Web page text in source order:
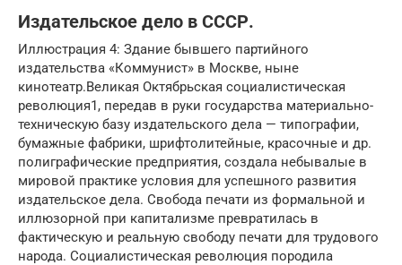
Издательское дело в СССР.
Иллюстрация 4: Здание бывшего партийного
издательства «Коммунист» в Москве, ныне
кинотеатр.Великая Октябрьская социалистическая
революция1, передав в руки государства материально-
техническую базу издательского дела — типографии,
бумажные фабрики, шрифтолитейные, красочные и др.
полиграфические предприятия, создала небывалые в
мировой практике условия для успешного развития
издательское дела. Свобода печати из формальной и
иллюзорной при капитализме превратилась в
фактическую и реальную свободу печати для трудового
народа. Социалистическая революция породила